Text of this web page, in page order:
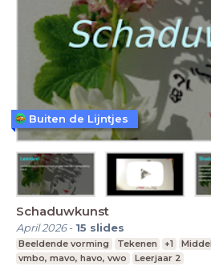
Schaduwkunst
April 2026- 15 slides
Beeldende vorming Tekenen +1
vmbo, mavo, havo, vwo
Leerjaar 2
Buiten de Lijntjes